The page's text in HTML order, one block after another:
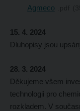
Agmeco
15. 4. 2024
Dluhopisy jsou
28. 3. 2024
Děkujeme všem
technologii pro
rozkladem. V